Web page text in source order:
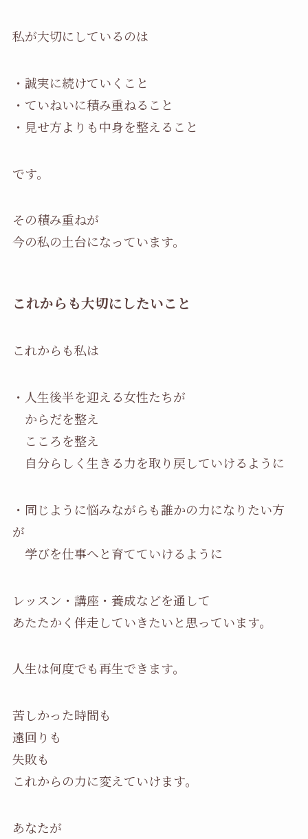
私が大切にしているのは
・誠実に続けていくこと
・ていねいに積み重ねること
・見せ方よりも中身を整えること
です。
その積み重ねが
今の私の土台になっています。
これからも大切にしたいこと
これからも私は
・人生後半を迎える女性たちが
からだを整え
こころを整え
自分らしく生きる力を取り戻していけるように
・同じように悩みながらも誰かの力になりたい方
が
学びを仕事へと育てていけるように
レッスン・講座・養成などを通して
あたたかく伴走していきたいと思っています。
人生は何度でも再生できます。
苦しかった時間も
遠回りも
失敗も
これからの力に変えていけます。
あなたが